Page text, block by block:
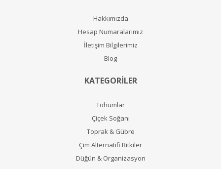
Hakkımızda
Hesap Numaralarımız
İletişim Bilgilerimiz
Blog
KATEGORİLER
Tohumlar
Çiçek Soğanı
Toprak & Gübre
Çim Alternatifi Bitkiler
Düğün & Organizasyon